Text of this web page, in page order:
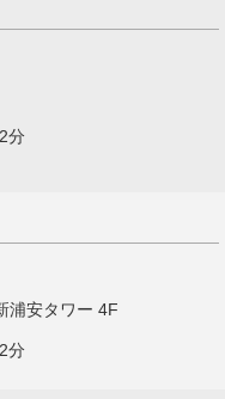
分
浦安タワー 4F
分